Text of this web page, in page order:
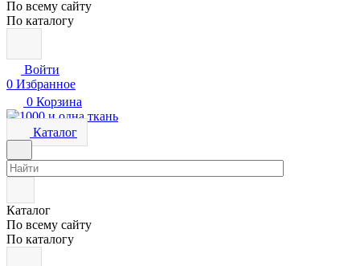
По всему сайту
По каталогу
Войти
0 Избранное
0 Корзина
Каталог
Каталог
По всему сайту
По каталогу